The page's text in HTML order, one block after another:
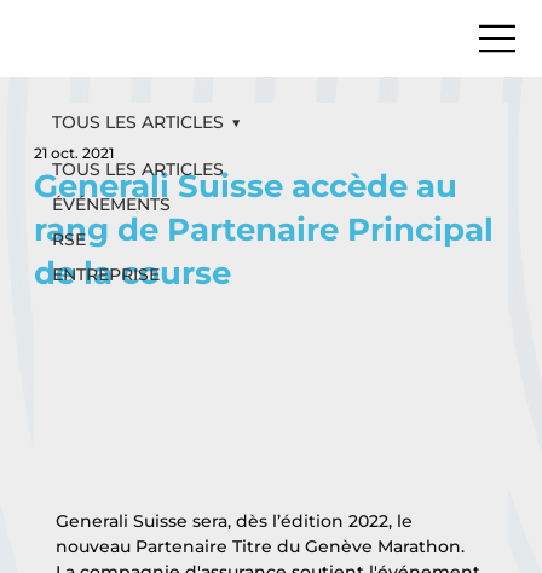
TOUS LES ARTICLES
ÉVÉNEMENTS
RSE
ENTREPRISE
TOUS LES ARTICLES
Generali Suisse accède au
rang de Partenaire Principal
de la course
21 oct. 2021
Generali Suisse sera, dès l’édition 2022, le
nouveau Partenaire Titre du Genève Marathon.